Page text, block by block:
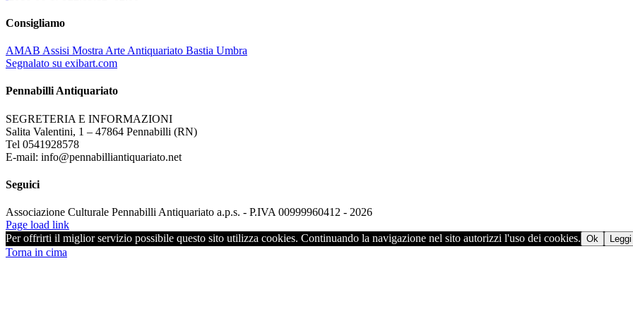
Consigliamo
AMAB Assisi Mostra Arte Antiquariato Bastia Umbra
Segnalato su exibart.com
Pennabilli Antiquariato
SEGRETERIA E INFORMAZIONI
Salita Valentini, 1 – 47864 Pennabilli (RN)
Tel 0541928578
E-mail: info@pennabilliantiquariato.net
Seguici
Associazione Culturale Pennabilli Antiquariato a.p.s. - P.IVA 00999960412 - 2026
Page load link
Per offrirti il miglior servizio possibile questo sito utilizza cookies. Continuando la navigazione nel sito autorizzi l'uso dei cookies. Ok
Torna in cima